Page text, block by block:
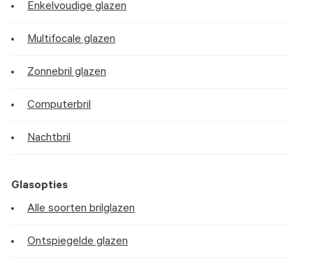
Enkelvoudige glazen
Multifocale glazen
Zonnebril glazen
Computerbril
Nachtbril
Glasopties
Alle soorten brilglazen
Ontspiegelde glazen